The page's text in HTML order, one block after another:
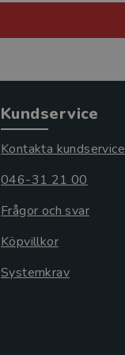
Kundservice
Kontakta kundservice
046-31 21 00
Frågor och svar
Köpvillkor
Systemkrav